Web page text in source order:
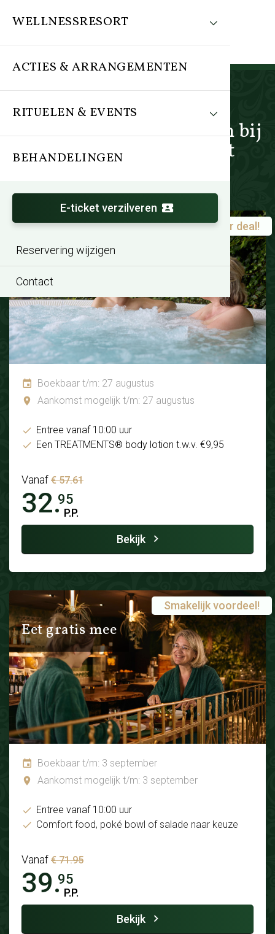
WELLNESSRESORT
ACTIES & ARRANGEMENTEN
RITUELEN & EVENTS
BEHANDELINGEN
E-ticket verzilveren
Reservering wijzigen
Contact
Acties en arrangementen bij
Thermen Barendrecht
Zomeractie TREATMENTS®
Super deal!
Boekbaar t/m: 27 augustus
Aankomst mogelijk t/m: 27 augustus
Entree vanaf 10:00 uur
Een TREATMENTS® body lotion t.w.v. €9,95
Vanaf € 57.61
32.95
P.P.
Bekijk
Eet gratis mee
Smakelijk voordeel!
Boekbaar t/m: 3 september
Aankomst mogelijk t/m: 3 september
Entree vanaf 10:00 uur
Comfort food, poké bowl of salade naar keuze
Vanaf € 71.95
39.95
P.P.
Bekijk